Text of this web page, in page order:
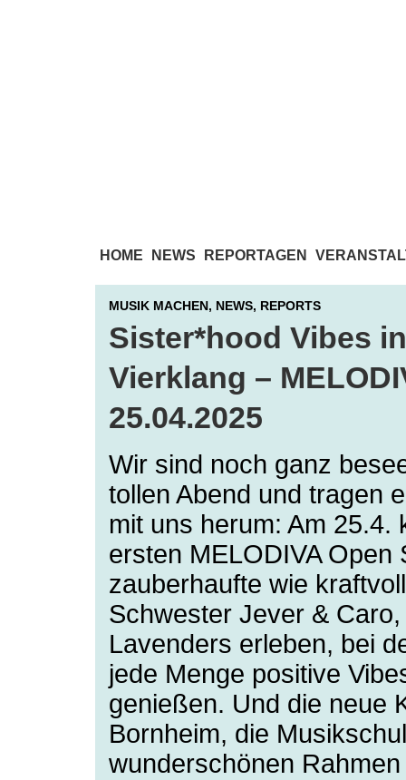
HOME NEWS REPORTAGEN
MUSIK MACHEN, NEWS, REPORTS
Sister*hood Vibes
Vierklang –
25.04.2025
Wir sind noch ganz
tollen Abend und tragen
mit uns herum: Am 25.4.
ersten MELODIVA Open
zauberhaufte wie
Schwester Jever &
Lavenders erleben, bei
jede Menge positive
genießen. Und die neue
Bornheim, die
wunderschönen